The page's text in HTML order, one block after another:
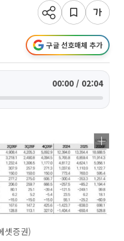
구글 선호매체 추가
00:00 / 02:04
셋증권)